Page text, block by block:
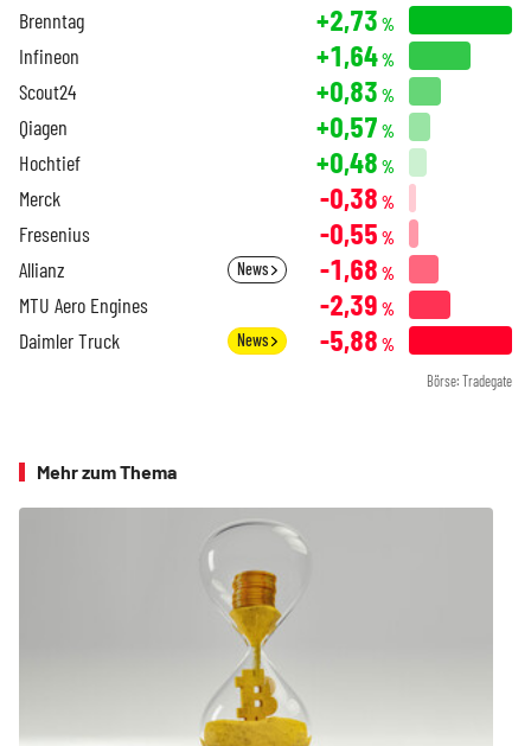
Brenntag +2,73 %
Infineon +1,64%
Scout24 +0,83 %
Qiagen +0,57 %
Hochtief +0,48 %
Merck -0,38 %
Fresenius -0,55 %
Allianz News -1,68 %
MTU Aero Engines -2,39 %
Daimler Truck News -5,88 %
Börse: Tradegate
Mehr zum Thema